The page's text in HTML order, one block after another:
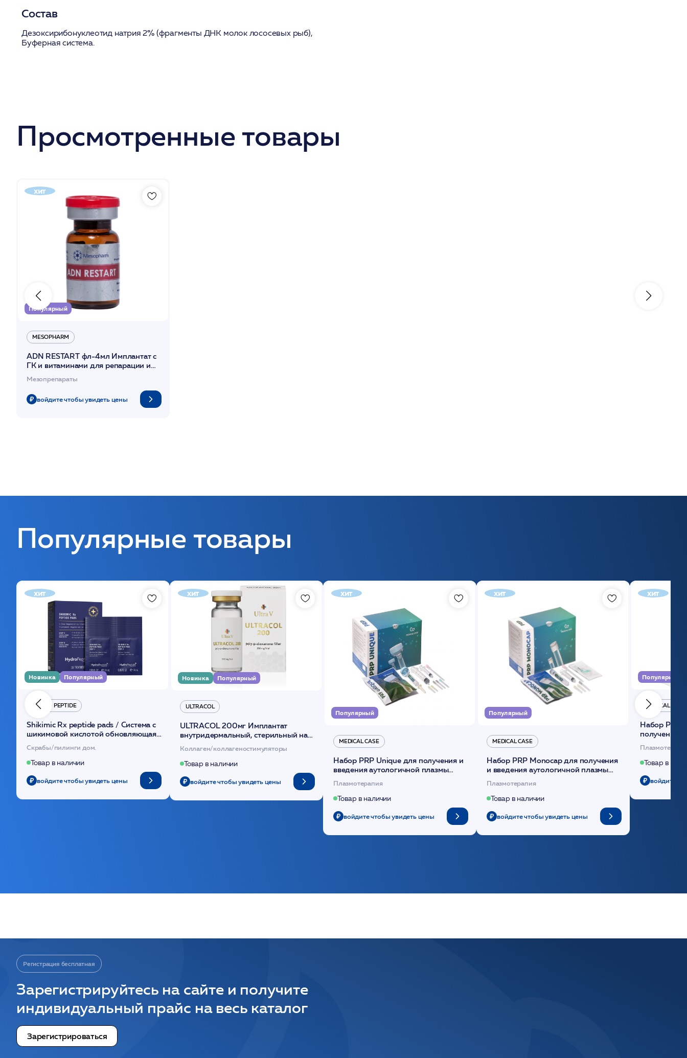
Состав
Дезоксирибонуклеотид натрия 2% (фрагменты ДНК молок лососевых рыб),
Буферная система.
Просмотренные товары
хит
Популярный
MESOPHARM
ADN RESTART фл-4мл Имплантат с
ГК и витаминами для репарации и
биоревитализации /Mesopharm*
Мезопрепараты
войдите чтобы увидеть цены
Популярные товары
хит
Новинка Популярный
HYDRO PEPTIDE
Shikimic Rx peptide pads / Cистема с
шикимовой кислотой обновляющая
(30шт) /HP
Скрабы/пилинги дом.
Товар в наличии
войдите чтобы увидеть цены
хит
Новинка Популярный
ULTRACOL
ULTRACOL 200мг Имплантат
внутридермальный, стерильный на
основе полидиоксанона /ULTRACOL
Коллаген/коллагеностимуляторы
Товар в наличии
войдите чтобы увидеть цены
хит
Популярный
MEDICAL CASE
Набор PRP Unique для получения и
введения аутологичной плазмы
(саше 1шт)/Medical Case
Плазмотерапия
Товар в наличии
войдите чтобы увидеть цены
хит
Популярный
MEDICAL CASE
Набор PRP Monocap для получения
и введения аутологичной плазмы
(саше 1шт)/Medical Case
Плазмотерапия
Товар в наличии
войдите чтобы увидеть цены
хит
Популярный
MEDICAL CASE
Набор Plasmoactive Стандарт для
получения
плазмы
Товар в
войдите
Регистрация бесплатная
Зарегистрируйтесь на сайте и получите
индивидуальный прайс на весь каталог
Зарегистрироваться